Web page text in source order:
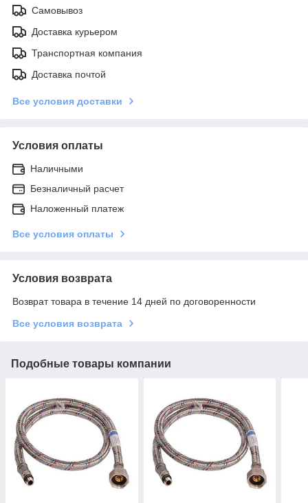
Самовывоз
Доставка курьером
Транспортная компания
Доставка почтой
Все условия доставки
Условия оплаты
Наличными
Безналичный расчет
Наложенный платеж
Все условия оплаты
Условия возврата
Возврат товара в течение 14 дней по договоренности
Все условия возврата
Подобные товары компании